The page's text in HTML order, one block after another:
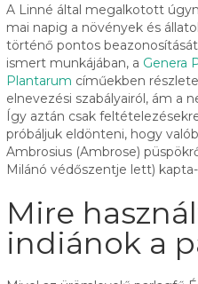
A Linné által megalkotott
mai napig a növények és
történő pontos
ismert munkájában, a Genera
Plantarum címűekben
elnevezési szabályairól, ám a
Így aztán csak
próbáljuk eldönteni, hogy
Ambrosius (Ambrose)
Milánó védőszentje lett)
Mire
indiánok a